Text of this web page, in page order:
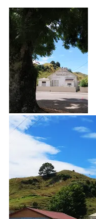
Das alte Post Büro